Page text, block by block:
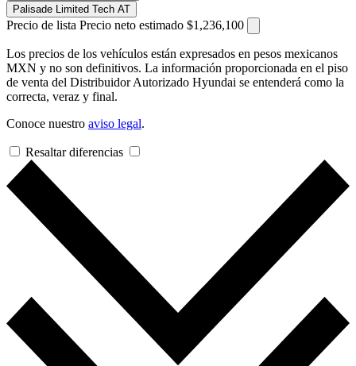
Palisade Limited Tech AT
Precio de lista Precio neto estimado $1,236,100
Los precios de los vehículos están expresados en pesos mexicanos
MXN y no son definitivos. La información proporcionada en el piso
de venta del Distribuidor Autorizado Hyundai se entenderá como la
correcta, veraz y final.
Conoce nuestro aviso legal.
Resaltar diferencias